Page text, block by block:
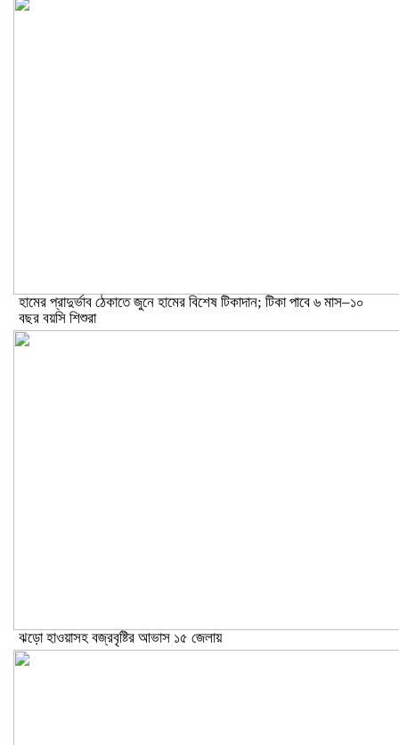
হামের প্রাদুর্ভাব ঠেকাতে জুনে হামের বিশেষ টিকাদান; টিকা পাবে ৬ মাস–১০
বছর বয়সি শিশুরা
ঝড়ো হাওয়াসহ বজ্রবৃষ্টির আভাস ১৫ জেলায়